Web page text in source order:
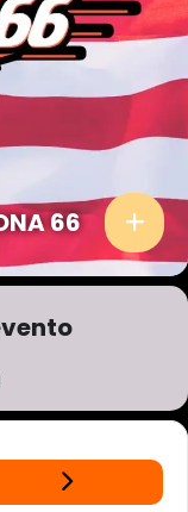
66
- LIVE ARIZONA 66
ADDRESS -